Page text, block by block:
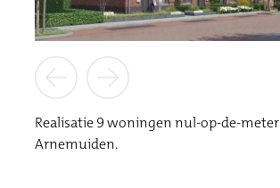
Werken bij
Realisatie 9 woningen nul-op-de-meter
Arnemuiden.